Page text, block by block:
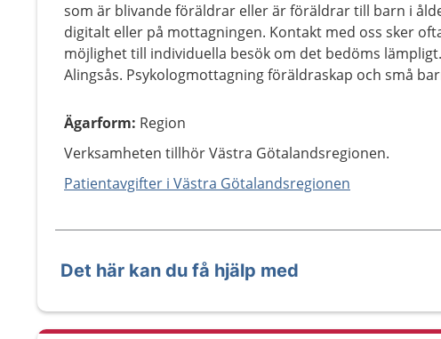
som är blivande föräldrar eller är föräldrar till barn i
digitalt eller på mottagningen. Kontakt med oss sker
möjlighet till individuella besök om det bedöms
Alingsås. Psykologmottagning föräldraskap och små
Ägarform: Region
Verksamheten tillhör Västra Götalandsregionen.
Patientavgifter i Västra Götalandsregionen
Det här kan du få hjälp med